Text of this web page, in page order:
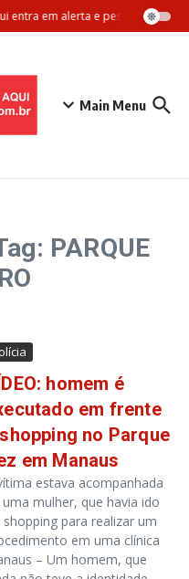
entra em alerta e pesca pode ser
Main Menu
PARQUE
homem é
em frente
no Parque
em Manaus
estava acompanhada
uma mulher, que havia ido
shopping para realizar um
em uma clínica
– Um homem, que